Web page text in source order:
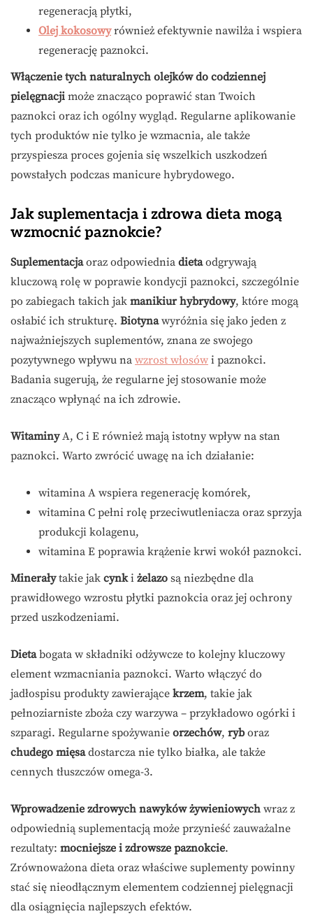
regeneracją płytki,
Olej kokosowyrównież efektywnie nawilża i wspiera
regenerację paznokci.
Włączenie tych naturalnych olejków do codziennej
pielęgnacji może znacząco poprawić stan Twoich
paznokci oraz ich ogólny wygląd. Regularne aplikowanie
tych produktów nie tylko je wzmacnia, ale także
przyspiesza proces gojenia się wszelkich uszkodzeń
powstałych podczas manicure hybrydowego.
Jak suplementacja i zdrowa dieta mogą
wzmocnić paznokcie?
Suplementacjaoraz odpowiednia dietaodgrywają
kluczową rolę w poprawie kondycji paznokci, szczególnie
po zabiegach takich jak manikiur hybrydowy, które mogą
osłabić ich strukturę. Biotynawyróżnia się jako jeden z
najważniejszych suplementów, znana ze swojego
pozytywnego wpływu na wzrost włosów i paznokci.
Badania sugerują, że regularne jej stosowanie może
znacząco wpłynąć na ich zdrowie.
WitaminyA, C i E również mają istotny wpływ na stan
paznokci. Warto zwrócić uwagę na ich działanie:
witamina A wspiera regenerację komórek,
witamina C pełni rolę przeciwutleniacza oraz sprzyja
produkcji kolagenu,
witamina E poprawia krążenie krwi wokół paznokci.
Minerałytakie jak cynki żelazo są niezbędne dla
prawidłowego wzrostu płytki paznokcia oraz jej ochrony
przed uszkodzeniami.
Dietabogata w składniki odżywcze to kolejny kluczowy
element wzmacniania paznokci. Warto włączyć do
jadłospisu produkty zawierające krzem, takie jak
pełnoziarniste zboża czy warzywa – przykładowo ogórki i
szparagi. Regularne spożywanie orzechów, ryboraz
chudego mięsadostarcza nie tylko białka, ale także
cennych tłuszczów omega-3.
Wprowadzenie zdrowych nawyków żywieniowych wraz z
odpowiednią suplementacją może przynieść zauważalne
rezultaty: mocniejsze i zdrowsze paznokcie.
Zrównoważona dieta oraz właściwe suplementy powinny
stać się nieodłącznym elementem codziennej pielęgnacji
dla osiągnięcia najlepszych efektów.